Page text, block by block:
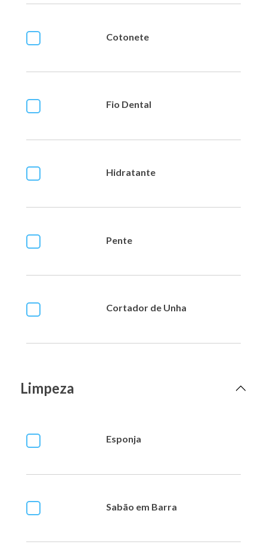
Cotonete
Fio Dental
Hidratante
Pente
Cortador de Unha
Limpeza
Esponja
Sabão em Barra